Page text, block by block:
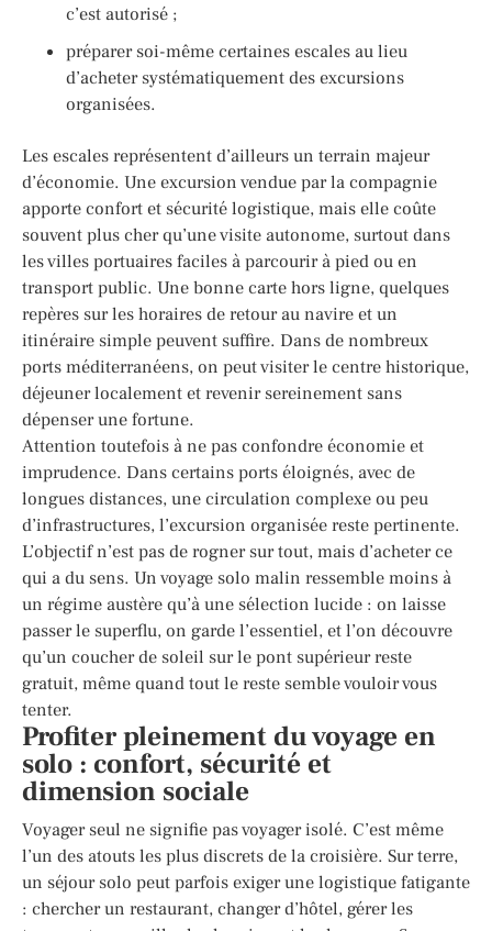
c’est autorisé ;
préparer soi-même certaines escales au lieu
d’acheter systématiquement des excursions
organisées.
Les escales représentent d’ailleurs un terrain majeur
d’économie. Une excursion vendue par la compagnie
apporte confort et sécurité logistique, mais elle coûte
souvent plus cher qu’une visite autonome, surtout dans
les villes portuaires faciles à parcourir à pied ou en
transport public. Une bonne carte hors ligne, quelques
repères sur les horaires de retour au navire et un
itinéraire simple peuvent suffire. Dans de nombreux
ports méditerranéens, on peut visiter le centre historique,
déjeuner localement et revenir sereinement sans
dépenser une fortune.
Attention toutefois à ne pas confondre économie et
imprudence. Dans certains ports éloignés, avec de
longues distances, une circulation complexe ou peu
d’infrastructures, l’excursion organisée reste pertinente.
L’objectif n’est pas de rogner sur tout, mais d’acheter ce
qui a du sens. Un voyage solo malin ressemble moins à
un régime austère qu’à une sélection lucide : on laisse
passer le superflu, on garde l’essentiel, et l’on découvre
qu’un coucher de soleil sur le pont supérieur reste
gratuit, même quand tout le reste semble vouloir vous
tenter.
Profiter pleinement du voyage en
solo : confort, sécurité et
dimension sociale
Voyager seul ne signifie pas voyager isolé. C’est même
l’un des atouts les plus discrets de la croisière. Sur terre,
un séjour solo peut parfois exiger une logistique fatigante
: chercher un restaurant, changer d’hôtel, gérer les